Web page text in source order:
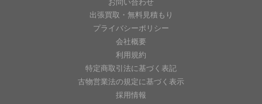
出張買取・無料見積もり
プライバシーポリシー
会社概要
利用規約
特定商取引法に基づく表記
古物営業法の規定に基づく表示
採用情報